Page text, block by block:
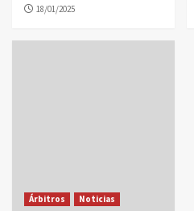
18/01/2025
Árbitros Noticias